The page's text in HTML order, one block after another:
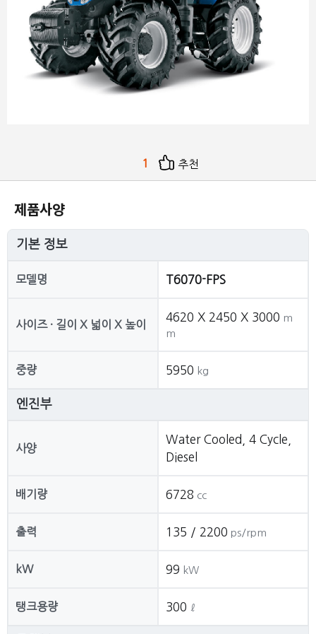
1 추천
제품사양
기본 정보
모델명 T6070-FPS
사이즈 · 길이 X 넓이 X 높이
4620 X 2450 X 3000 m
m
중량 5950 kg
엔진부
사양
Water Cooled, 4 Cycle,
Diesel
배기량 6728 cc
출력 135 / 2200 ps/rpm
kW 99 kW
탱크용량 300 ℓ